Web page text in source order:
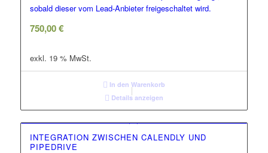
sobald dieser vom Lead-Anbieter freigeschaltet wird.
750,00€
exkl. 19 % MwSt.
In den Warenkorb
Details anzeigen
INTEGRATION ZWISCHEN CALENDLY UND
PIPEDRIVE